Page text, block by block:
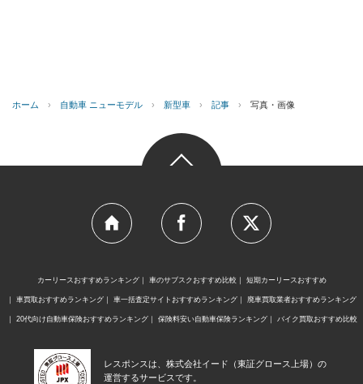
ホーム › 自動車 ニューモデル › 新型車 › 記事 › 写真・画像
カーリースおすすめランキング 車のサブスクおすすめ比較 短期カーリースおすすめ
車買取おすすめランキング 車一括査定サイトおすすめランキング 廃車買取業者おすすめランキング
20代向け自動車保険おすすめランキング 保険料安い自動車保険ランキング バイク買取おすすめ比較
レスポンスは、株式会社イード（東証グロース上場）の
運営するサービスです。